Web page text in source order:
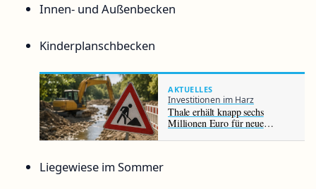
Innen- und Außenbecken
Kinderplanschbecken
AKTUELLES
Investitionen im Harz
Thale erhält knapp sechs
Millionen Euro für neue
Liegewiese im Sommer